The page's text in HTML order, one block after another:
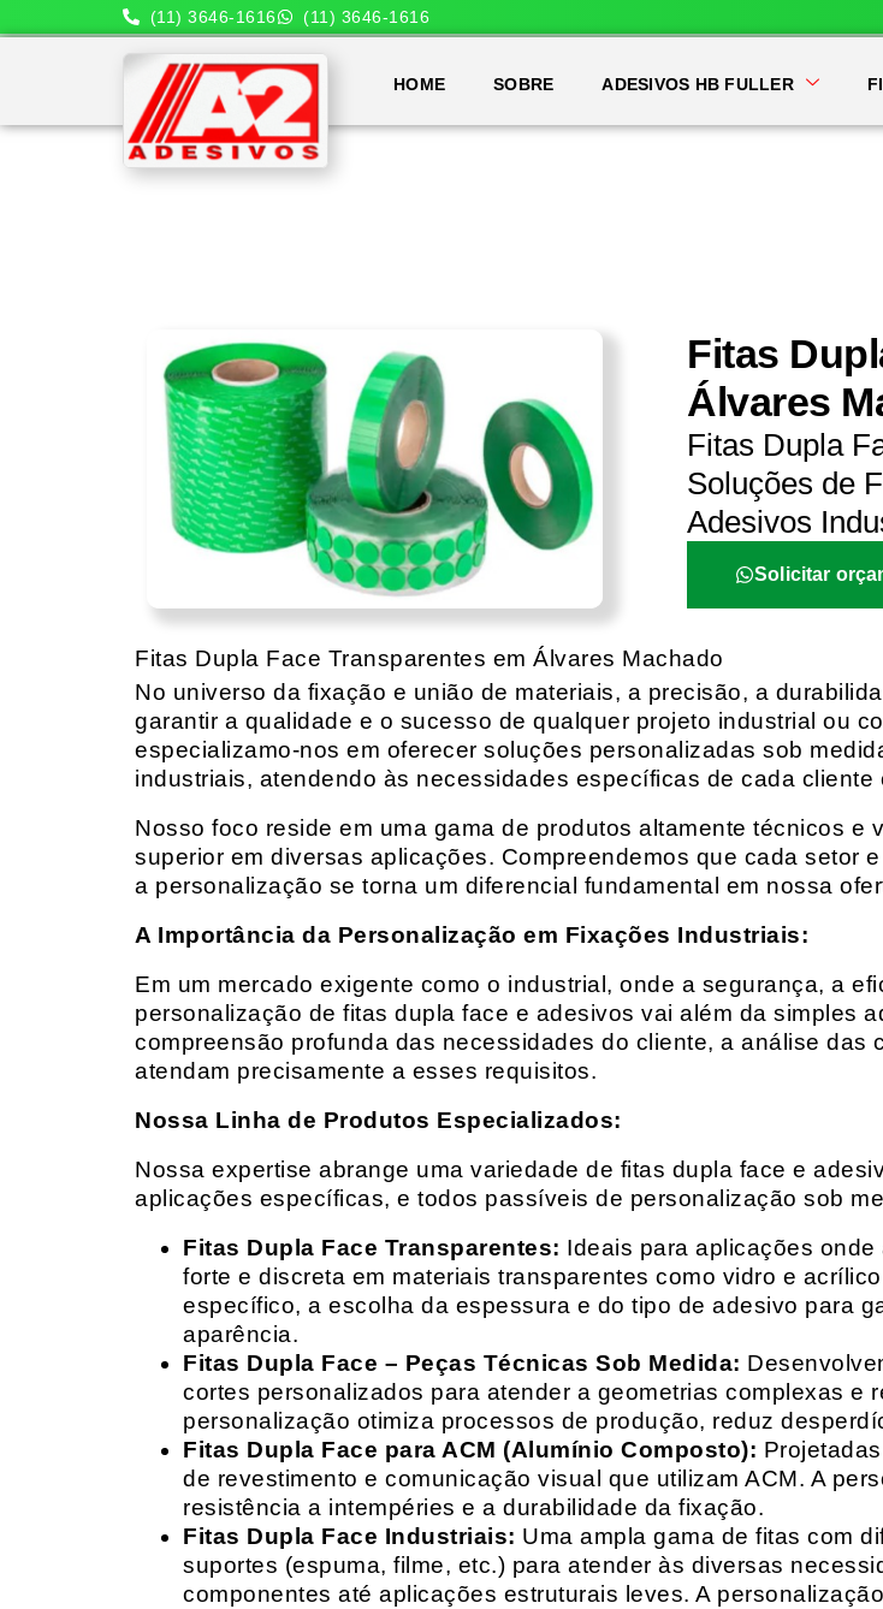
(11) 3646-1616 (11) 3646-1616
HOME SOBRE ADESIVOS HB FULLER
Fitas
Álvares
Fitas Dupla
Soluções de
Adesivos
Solicitar
Fitas Dupla Face Transparentes em Álvares Machado
No universo da fixação e união de materiais, a precisão, a
garantir a qualidade e o sucesso de qualquer projeto industrial ou
especializamo-nos em oferecer soluções personalizadas sob
industriais, atendendo às necessidades específicas de cada
Nosso foco reside em uma gama de produtos altamente técnicos e
superior em diversas aplicações. Compreendemos que cada setor
a personalização se torna um diferencial fundamental em nossa
A Importância da Personalização em Fixações Industriais:
Em um mercado exigente como o industrial, onde a segurança, a
personalização de fitas dupla face e adesivos vai além da simples
compreensão profunda das necessidades do cliente, a análise
atendam precisamente a esses requisitos.
Nossa Linha de Produtos Especializados:
Nossa expertise abrange uma variedade de fitas dupla face e
aplicações específicas, e todos passíveis de personalização sob
Fitas Dupla Face Transparentes: Ideais para aplicações
forte e discreta em materiais transparentes como vidro e
específico, a escolha da espessura e do tipo de adesivo para
aparência.
Fitas Dupla Face – Peças Técnicas Sob Medida:
cortes personalizados para atender a geometrias complexas e
personalização otimiza processos de produção, reduz
Fitas Dupla Face para ACM (Alumínio Composto):
de revestimento e comunicação visual que utilizam ACM. A
resistência a intempéries e a durabilidade da fixação.
Fitas Dupla Face Industriais: Uma ampla gama de fitas com
suportes (espuma, filme, etc.) para atender às diversas
componentes até aplicações estruturais leves. A